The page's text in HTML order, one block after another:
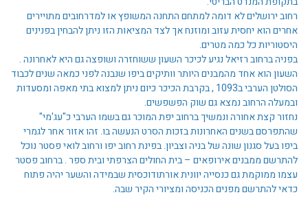
רחוב ירושלים לא דומה למתחם התחנה המשופץ או למדרחובים מתויירים
אחרים הוא יחסית עזוב ומוזנח אך לצד המציאות הזו ניתן להבחין בפנינים
היסטוריות כל כמה מטרים.
בפניה ברחוב רזיאל נגיע לכיכר השעון ששוחזרה ושופצה גם היא לאחרונה .
השעון הוא אחד מהמבנים היותר וותיקים ביפו שנבנה לפני כמאה שנים לכבוד
הסולטן הערבי ב1093 , בקרבת הכיכר כיום ניתן למצוא בתי מאפה ומסעדות
ובמעלה הרחוב נמצא גם שוק הפשפשים.
נחזור קצת אחורה ונמשיך ברחוב יפת המוכר גם בשמו הערבי כ"עג'מי"
שהתפרסם בשנים האחרונות בזכות הסרט הנעשה בו. זהו אזור אחר לגמרי
ביפו בעל סגנון שונה של בניה וצביון. בפינת רחוב יפו ורחוב לואי פסטר נוכל
להתרשם ממבנים אירופאים – בית החולים הצרפתי ובית ספר . ברחוב פסטר
עצמו ממוקמת גם כנסייה יוונית אורתודוכסית שבמידה והשער יהיה פתוח
כדאי להתרשם מפנים הכניסה ומציורי הקיר שבה.